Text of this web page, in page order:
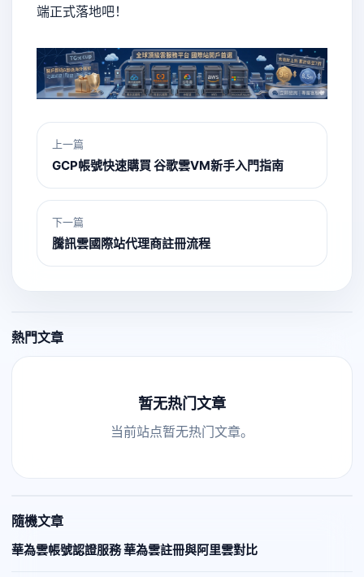
端正式落地吧！
上一篇
GCP帳號快速購買 谷歌雲VM新手入門指南
下一篇
騰訊雲國際站代理商註冊流程
熱門文章
暂无热门文章
当前站点暂无热门文章。
隨機文章
華為雲帳號認證服務 華為雲註冊與阿里雲對比